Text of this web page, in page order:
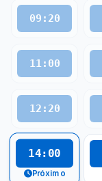
09:20
11:00
12:20
14:00
Próximo